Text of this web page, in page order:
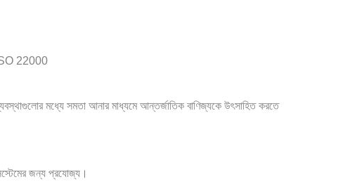
ISO 22000
মধ্যে সমতা আনার মাধ্যমে আন্তর্জাতিক বাণিজ্যকে উৎসাহিত করতে
জন্য প্রযোজ্য।